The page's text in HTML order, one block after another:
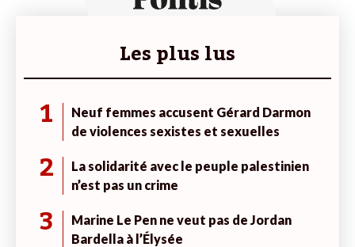
Les plus lus
1
Neuf femmes accusent Gérard Darmon
de violences sexistes et sexuelles
2
La solidarité avec le peuple palestinien
n’est pas un crime
3
Marine Le Pen ne veut pas de Jordan
Bardella à l’Élysée